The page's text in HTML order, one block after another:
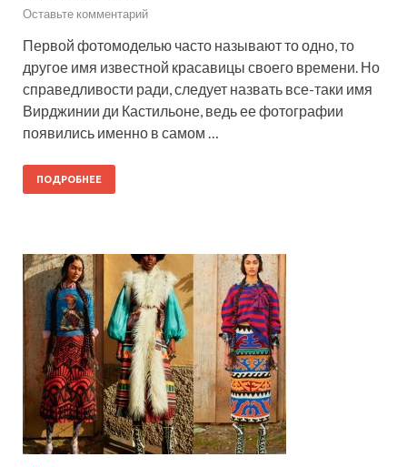
Оставьте комментарий
Первой фотомоделью часто называют то одно, то
другое имя известной красавицы своего времени. Но
справедливости ради, следует назвать все-таки имя
Вирджинии ди Кастильоне, ведь ее фотографии
появились именно в самом …
ПОДРОБНЕЕ